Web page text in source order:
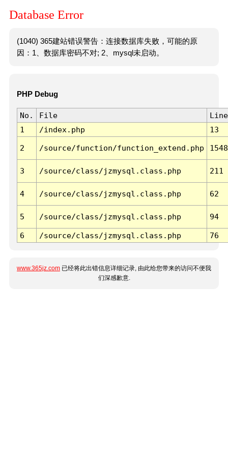
Database Error
(1040) 365建站错误警告：连接数据库失败，可能的原
因：1、数据库密码不对; 2、mysql未启动。
PHP Debug
No. File
Line
1
/index.php 13
2 /source/function/function_extend.php 1548
3 /source/class/jzmysql.class.php 211
4 /source/class/jzmysql.class.php 62
5 /source/class/jzmysql.class.php 94
6 /source/class/jzmysql.class.php 76
www.365jz.com 已经将此出错信息详细记录, 由此给您带来的访问不便我
们深感歉意.